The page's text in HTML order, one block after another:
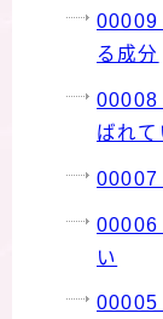
00009
る成分
00008
ばれて
00007
00006
い
00005